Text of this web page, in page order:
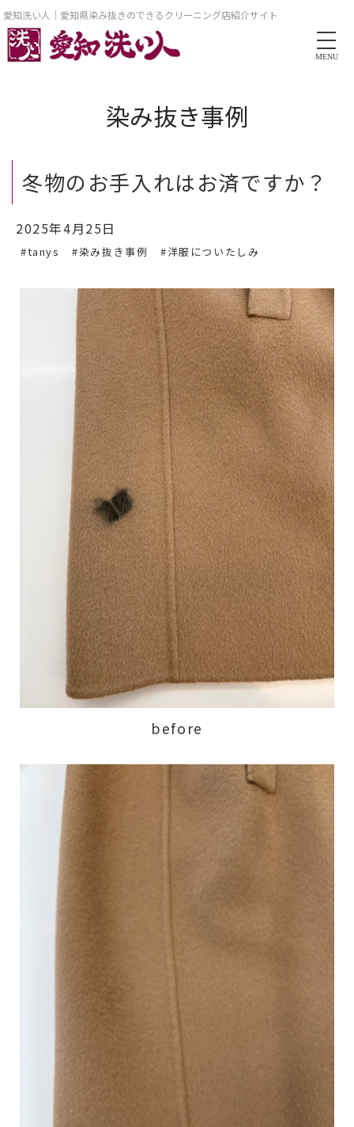
愛知洗い人｜愛知県染み抜きのできるクリーニング店紹介サイト
MENU
染み抜き事例
冬物のお手入れはお済ですか？
2025年4月25日
#tanys #染み抜き事例 #洋服についたしみ
before